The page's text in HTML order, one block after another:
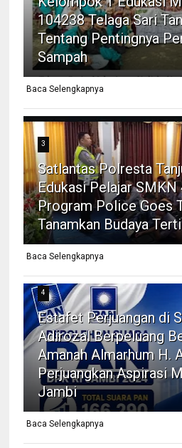
104238 Telaga Sari
Tentang Pentingnya
Sampah
Baca Selengkapnya
3
Satlantas Polresta
Edukasi Pelajar
Program Police Goes
Tanamkan Budaya
Baca Selengkapnya
4
Estafet Perjuangan di
Adirozal Berpeluang
Amanah Almarhum H.
Perjuangkan Aspirasi
Jambi
Baca Selengkapnya